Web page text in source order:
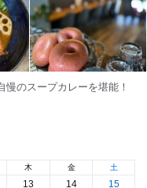
のスープカレーを堪能！
木
13
金
14
土
15